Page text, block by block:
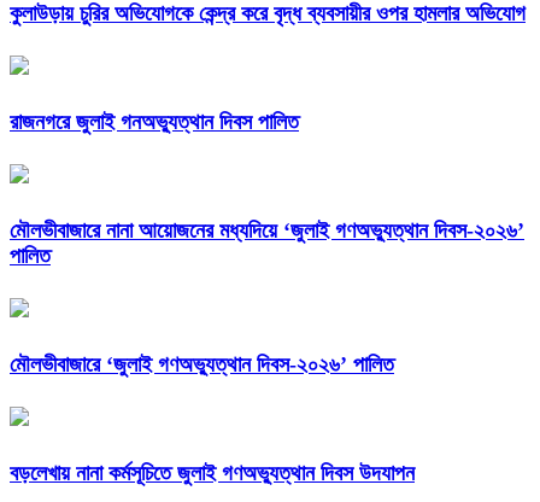
কুলাউড়ায় চুরির অভিযোগকে কেন্দ্র করে বৃদ্ধ ব্যবসায়ীর ওপর হামলার অভিযোগ
রাজনগরে জুলাই গনঅভ্যুত্থান দিবস পালিত
মৌলভীবাজারে নানা আয়োজনের মধ্যদিয়ে ‘জুলাই গণঅভ্যুত্থান দিবস-২০২৬’
পালিত
মৌলভীবাজারে ‘জুলাই গণঅভ্যুত্থান দিবস-২০২৬’ পালিত
বড়লেখায় নানা কর্মসূচিতে জুলাই গণঅভ্যুত্থান দিবস উদযাপন